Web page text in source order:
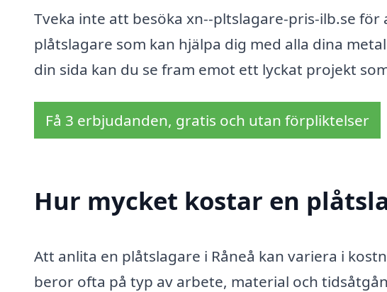
Tveka inte att besöka xn--pltslagare-pris-ilb.se
plåtslagare som kan hjälpa dig med alla dina
din sida kan du se fram emot ett lyckat projekt
Få 3 erbjudanden, gratis och utan förpliktelser
Hur mycket kostar en
Att anlita en plåtslagare i Råneå kan variera i
beror ofta på typ av arbete, material och